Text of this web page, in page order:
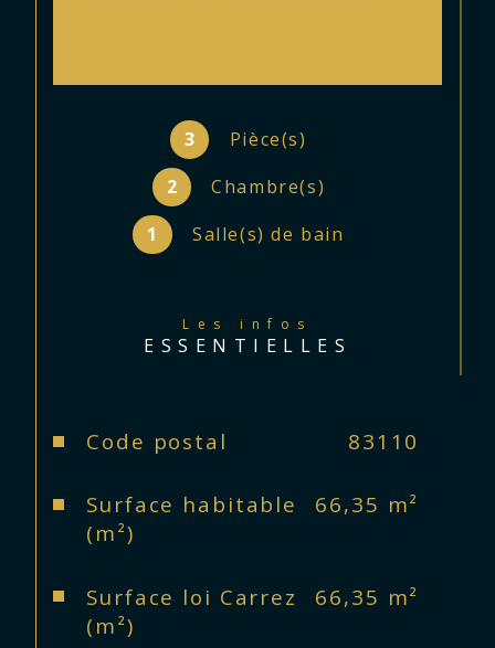
3
Pièce(s)
2
Chambre(s)
1
Salle(s) de bain
Les infos
ESSENTIELLES
Caractéristiques Valeurs
Code postal 83110
Surface habitable
(m²)
66,35 m²
Surface loi Carrez
(m²)
66,35 m²
tranquilité garantis.
TTC honoraires charge vendeur
Les informations sur les risques
auxquels ce bien est exposé sont
disponibles sur le site du
gouvernement: